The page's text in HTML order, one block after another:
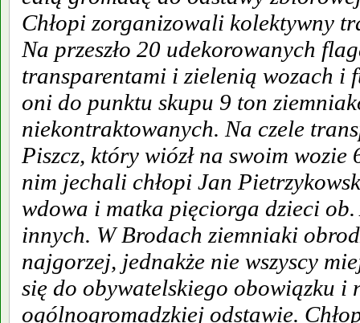
Chłopi zorganizowali kolektywny
Na przeszło 20 udekorowanych
transparentami i zielenią wozach i
oni do punktu skupu 9 ton
niekontraktowanych. Na czele
Piszcz, który wiózł na swoim
nim jechali chłopi Jan
wdowa i matka pięciorga dzieci
innych. W Brodach ziemniaki
najgorzej, jednakże nie wszyscy
się do obywatelskiego obowiązku i
ogólnogromadzkiej odstawie.